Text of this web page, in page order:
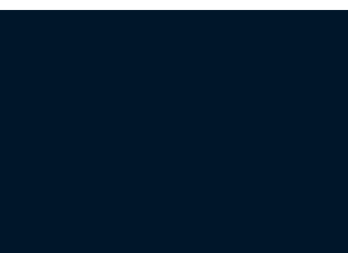
Bereitstellung von interaktiven Karten auf